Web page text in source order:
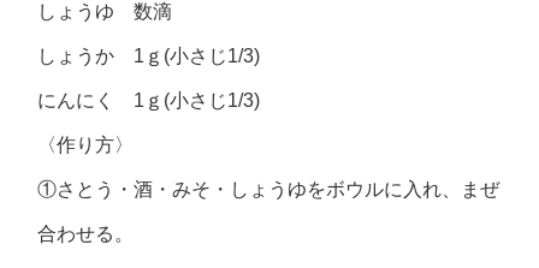
しょうゆ 数滴
しょうか 1ｇ(小さじ1/3)
にんにく 1ｇ(小さじ1/3)
〈作り方〉
①さとう・酒・みそ・しょうゆをボウルに入れ、まぜ
合わせる。